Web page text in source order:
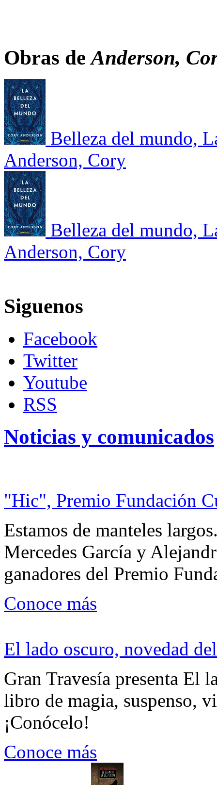
Obras deAnderson,
Belleza del mundo,
Anderson, Cory
Belleza del mundo,
Anderson, Cory
Siguenos
Facebook
Twitter
Youtube
RSS
Noticias y comunicados
"Hic", Premio Fundación
Estamos de manteles
Mercedes García y
ganadores del Premio
Conoce más
El lado oscuro, novedad
Gran Travesía presenta El
libro de magia, suspenso,
¡Conócelo!
Conoce más